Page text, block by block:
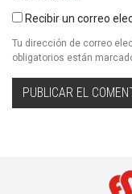
Recibir un correo
Tu dirección de correo
obligatorios están